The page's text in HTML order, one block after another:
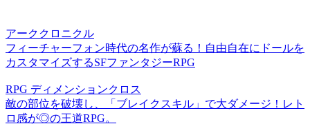
アーククロニクル
フィーチャーフォン時代の名作が蘇る！自由自在にドールを
カスタマイズするSFファンタジーRPG
RPG ディメンションクロス
敵の部位を破壊し、「ブレイクスキル」で大ダメージ！レト
ロ感が◎の王道RPG。